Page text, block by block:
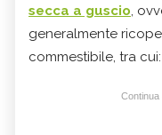
secca a guscio,
generalmente
commestibile, tra cui:
Continua